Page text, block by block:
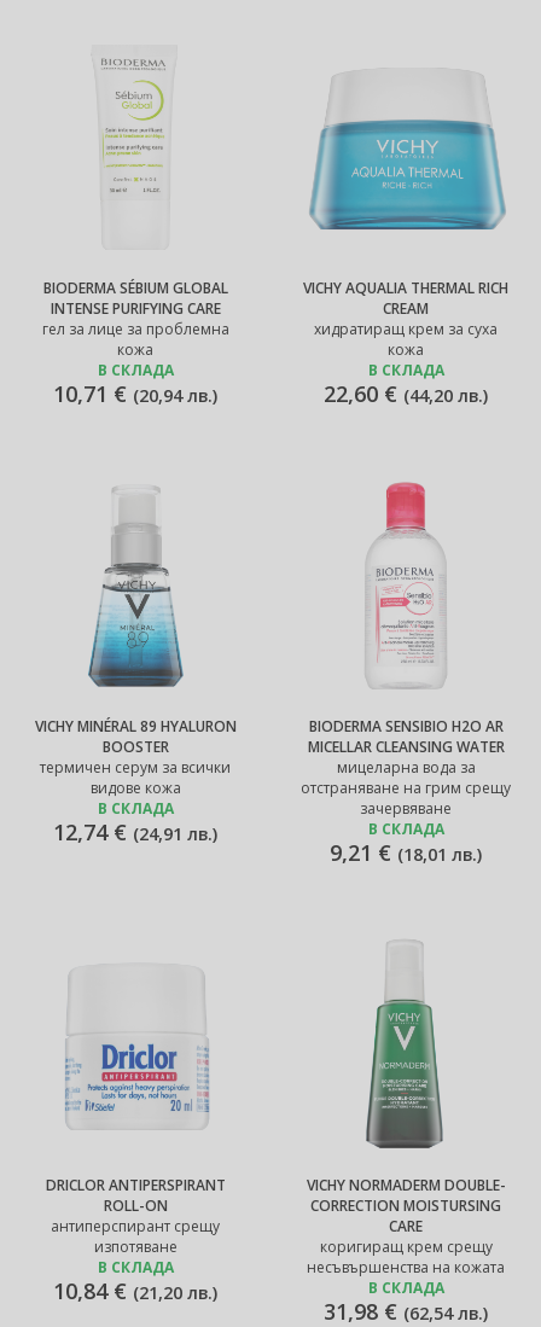
BIODERMA SÉBIUM GLOBAL
INTENSE PURIFYING CARE
гел за лице за проблемна
кожа
В СКЛАДА
10,71 € (20,94 лв.)
VICHY AQUALIA THERMAL RICH
CREAM
хидратиращ крем за суха
кожа
В СКЛАДА
22,60 € (44,20 лв.)
VICHY MINÉRAL 89 HYALURON
BOOSTER
термичен серум за всички
видове кожа
В СКЛАДА
12,74 € (24,91 лв.)
BIODERMA SENSIBIO H2O AR
MICELLAR CLEANSING WATER
мицеларна вода за
отстраняване на грим срещу
зачервяване
В СКЛАДА
9,21 € (18,01 лв.)
DRICLOR ANTIPERSPIRANT
ROLL-ON
антиперспирант срещу
изпотяване
В СКЛАДА
10,84 € (21,20 лв.)
VICHY NORMADERM DOUBLE-
CORRECTION MOISTURSING
CARE
коригиращ крем срещу
несъвършенства на кожата
В СКЛАДА
31,98 € (62,54 лв.)